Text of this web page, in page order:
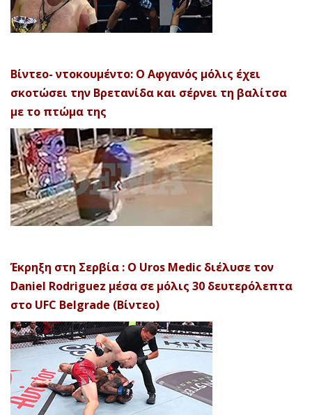
Βίντεο- ντοκουμέντο: Ο Αφγανός μόλις έχει
σκοτώσει την Βρετανίδα και σέρνει τη βαλίτσα
με το πτώμα της
Έκρηξη στη Σερβία : Ο Uros Medic διέλυσε τον
Daniel Rodriguez μέσα σε μόλις 30 δευτερόλεπτα
στο UFC Belgrade (Βίντεο)